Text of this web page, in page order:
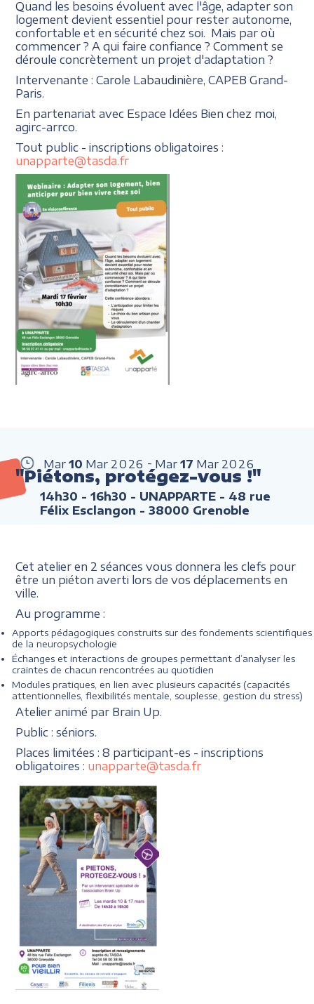
Quand les besoins évoluent avec l'âge, adapter son
logement devient essentiel pour rester autonome,
confortable et en sécurité chez soi. Mais par où
commencer ? A qui faire confiance ? Comment se
déroule concrètement un projet d'adaptation ?
Intervenante : Carole Labaudinière, CAPEB Grand-
Paris.
En partenariat avec Espace Idées Bien chez moi,
agirc-arrco.
Tout public - inscriptions obligatoires :
unapparte@tasda.fr
Mar 10 Mar 2026 Mar 17 Mar 2026
"Piétons, protégez-vous !"
14h30 - 16h30 - UNAPPARTE - 48 rue
Félix Esclangon - 38000 Grenoble
Cet atelier en 2 séances vous donnera les clefs pour
être un piéton averti lors de vos déplacements en
ville.
Au programme :
Apports pédagogiques construits sur des fondements scientifiques
de la neuropsychologie
Échanges et interactions de groupes permettant d’analyser les
craintes de chacun rencontrées au quotidien
Modules pratiques, en lien avec plusieurs capacités (capacités
attentionnelles, flexibilités mentale, souplesse, gestion du stress)
Atelier animé par Brain Up.
Public : séniors.
Places limitées : 8 participant-es - inscriptions
obligatoires : unapparte@tasda.fr